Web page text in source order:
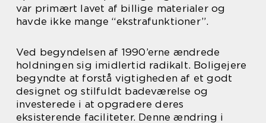
var primært lavet af billige materialer og
havde ikke mange “ekstrafunktioner”.
Ved begyndelsen af 1990’erne ændrede
holdningen sig imidlertid radikalt. Boligejere
begyndte at forstå vigtigheden af et godt
designet og stilfuldt badeværelse og
investerede i at opgradere deres
eksisterende faciliteter. Denne ændring i